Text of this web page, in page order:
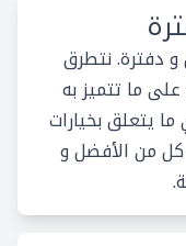
و دفترة. نتطرق
ما تتميز به
يتعلق بخيارات
كل من الأفضل و